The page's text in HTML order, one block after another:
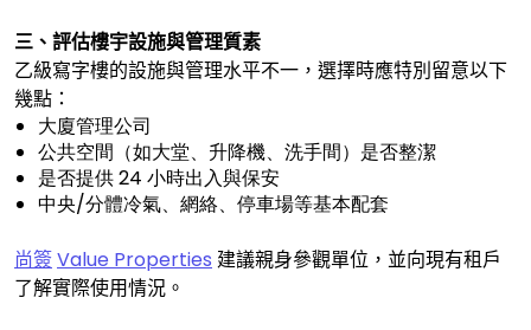
三、評估樓宇設施與管理質素
乙級寫字樓的設施與管理水平不一，選擇時應特別留意以下
幾點：
大廈管理公司
公共空間（如大堂、升降機、洗手間）是否整潔
是否提供 24 小時出入與保安
中央/分體冷氣、網絡、停車場等基本配套
尚簽Value Properties 建議親身參觀單位，並向現有租戶
了解實際使用情況。